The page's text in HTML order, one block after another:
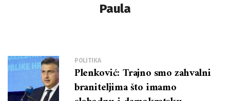
Paula
POLITIKA
Plenković: Trajno smo zahvalni
braniteljima što imamo